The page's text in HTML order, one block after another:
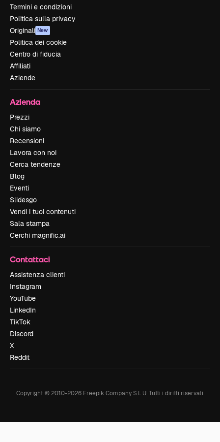
Termini e condizioni
Politica sulla privacy
Originali New
Politica dei cookie
Centro di fiducia
Affiliati
Aziende
Azienda
Prezzi
Chi siamo
Recensioni
Lavora con noi
Cerca tendenze
Blog
Eventi
Slidesgo
Vendi i tuoi contenuti
Sala stampa
Cerchi magnific.ai
Contattaci
Assistenza clienti
Instagram
YouTube
LinkedIn
TikTok
Discord
X
Reddit
Copyright © 2010-2026Freepik Company S.L.U. Tutti i diritti riservati.